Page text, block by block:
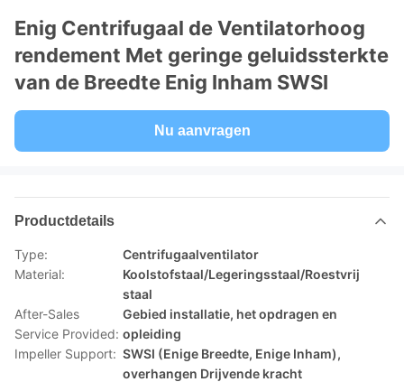
Enig Centrifugaal de Ventilatorhoog
rendement Met geringe geluidssterkte
van de Breedte Enig Inham SWSI
Nu aanvragen
Productdetails
Type:
Centrifugaalventilator
Material:
Koolstofstaal/Legeringsstaal/Roestvrij
staal
After-Sales
Service Provided:
Gebied installatie, het opdragen en
opleiding
Impeller Support: SWSI (Enige Breedte, Enige Inham),
overhangen Drijvende kracht